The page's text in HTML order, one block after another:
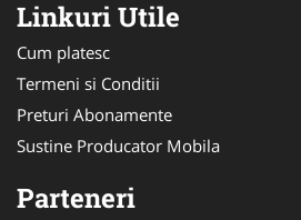
Linkuri Utile
Cum platesc
Termeni si Conditii
Preturi Abonamente
Sustine Producator Mobila
Parteneri